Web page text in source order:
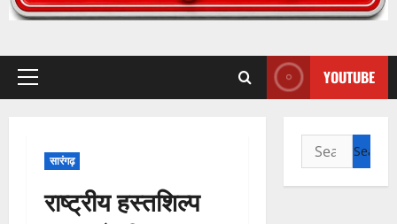
Primary
YOUTUBE
सारंगढ़
राष्ट्रीय हस्तशिल्प
Search
for: